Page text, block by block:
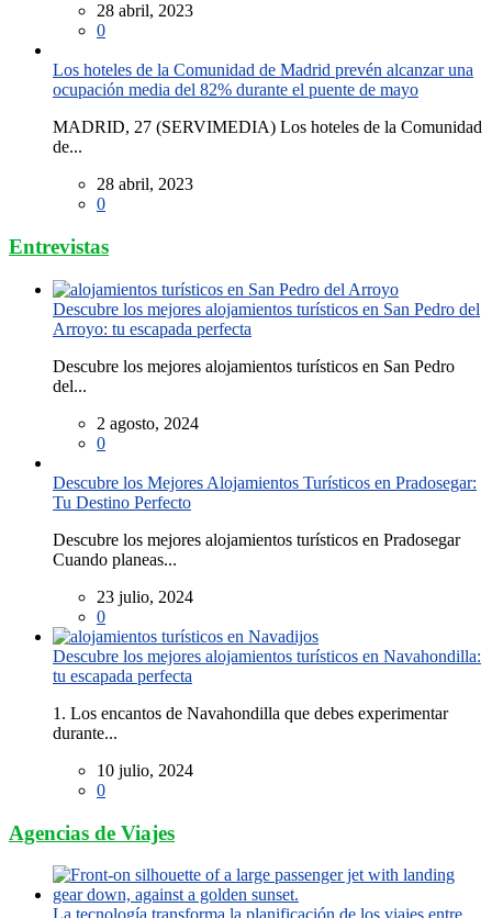
28 abril, 2023
0
Los hoteles de la Comunidad de Madrid prevén alcanzar una
ocupación media del 82% durante el puente de mayo
MADRID, 27 (SERVIMEDIA) Los hoteles de la Comunidad
de...
28 abril, 2023
0
Entrevistas
Descubre los mejores alojamientos turísticos en San Pedro del
Arroyo: tu escapada perfecta
Descubre los mejores alojamientos turísticos en San Pedro
del...
2 agosto, 2024
0
Descubre los Mejores Alojamientos Turísticos en Pradosegar:
Tu Destino Perfecto
Descubre los mejores alojamientos turísticos en Pradosegar
Cuando planeas...
23 julio, 2024
0
Descubre los mejores alojamientos turísticos en Navahondilla:
tu escapada perfecta
1. Los encantos de Navahondilla que debes experimentar
durante...
10 julio, 2024
0
Agencias de Viajes